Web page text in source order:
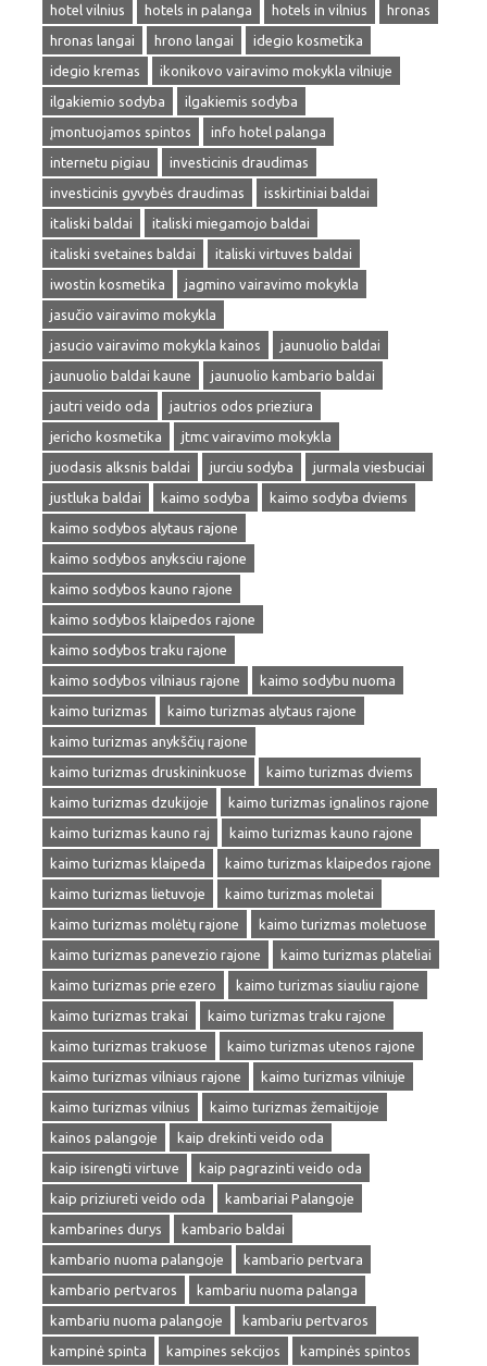
hotel vilnius
hotels in palanga hotels in vilnius
hronas
hronas langai
hrono langai
idegio kosmetika
idegio kremas
ikonikovo vairavimo mokykla vilniuje
ilgakiemio sodyba
ilgakiemis sodyba
įmontuojamos spintos
info hotel palanga
internetu pigiau
investicinis draudimas
investicinis gyvybės draudimas
isskirtiniai baldai
italiski baldai
italiski miegamojo baldai
italiski svetaines baldai
italiski virtuves baldai
iwostin kosmetika
jagmino vairavimo mokykla
jasučio vairavimo mokykla
jasucio vairavimo mokykla kainos
jaunuolio baldai
jaunuolio baldai kaune
jaunuolio kambario baldai
jautri veido oda
jautrios odos prieziura
jericho kosmetika
jtmc vairavimo mokykla
juodasis alksnis baldai
jurciu sodyba
jurmala viesbuciai
justluka baldai
kaimo sodyba
kaimo sodyba dviems
kaimo sodybos alytaus rajone
kaimo sodybos anyksciu rajone
kaimo sodybos kauno rajone
kaimo sodybos klaipedos rajone
kaimo sodybos traku rajone
kaimo sodybos vilniaus rajone
kaimo sodybu nuoma
kaimo turizmas
kaimo turizmas alytaus rajone
kaimo turizmas anykščių rajone
kaimo turizmas druskininkuose
kaimo turizmas dviems
kaimo turizmas dzukijoje
kaimo turizmas ignalinos rajone
kaimo turizmas kauno raj
kaimo turizmas kauno rajone
kaimo turizmas klaipeda
kaimo turizmas klaipedos rajone
kaimo turizmas lietuvoje
kaimo turizmas moletai
kaimo turizmas molėtų rajone
kaimo turizmas moletuose
kaimo turizmas panevezio rajone
kaimo turizmas plateliai
kaimo turizmas prie ezero
kaimo turizmas siauliu rajone
kaimo turizmas trakai
kaimo turizmas traku rajone
kaimo turizmas trakuose
kaimo turizmas utenos rajone
kaimo turizmas vilniaus rajone
kaimo turizmas vilniuje
kaimo turizmas vilnius
kaimo turizmas žemaitijoje
kainos palangoje
kaip drekinti veido oda
kaip isirengti virtuve
kaip pagrazinti veido oda
kaip priziureti veido oda
kambariai Palangoje
kambarines durys
kambario baldai
kambario nuoma palangoje
kambario pertvara
kambario pertvaros
kambariu nuoma palanga
kambariu nuoma palangoje
kambariu pertvaros
kampinė spinta
kampines sekcijos
kampinės spintos